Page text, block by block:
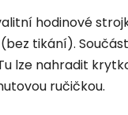
hodinové
tikání).
lze nahradit
ručičkou.